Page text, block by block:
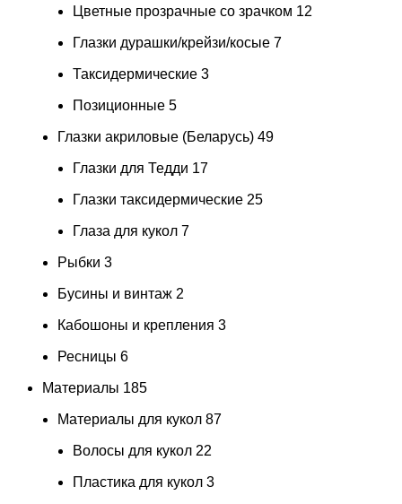
Цветные прозрачные со зрачком 12
Глазки дурашки/крейзи/косые 7
Таксидермические 3
Позиционные 5
Глазки акриловые (Беларусь) 49
Глазки для Тедди 17
Глазки таксидермические 25
Глаза для кукол 7
Рыбки 3
Бусины и винтаж 2
Кабошоны и крепления 3
Ресницы 6
Материалы 185
Материалы для кукол 87
Волосы для кукол 22
Пластика для кукол 3